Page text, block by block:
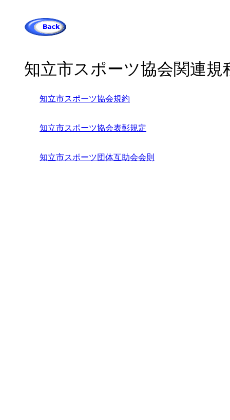
知立市スポーツ協会関連規
知立市スポーツ協会規約
知立市スポーツ協会表彰規定
知立市スポーツ団体互助会会則